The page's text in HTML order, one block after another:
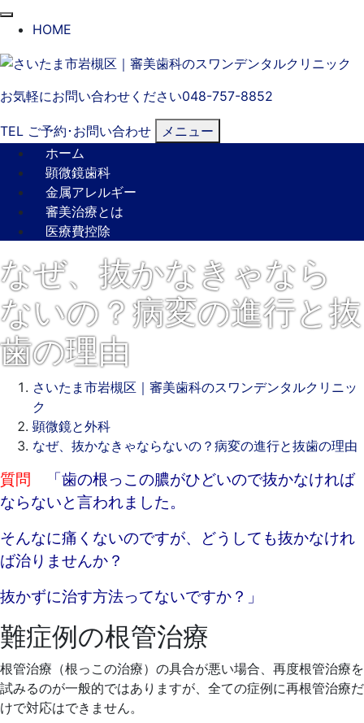
る
HOME
お気軽にお問い合わせください048-757-8852
TEL ご予約･ お問い合わせ
メニュー
ホーム
顕微鏡歯科
金属アレルギー
審美治療とは
医療費控除
なぜ、抜かなきゃなら
ないの？病変の進行と抜
歯の理由
さいたま市岩槻区｜審美歯科のスワンデンタルクリニッ
ク
顕微鏡と外科
なぜ、抜かなきゃならないの？病変の進行と抜歯の理由
2021
年
9
月
14
質問
「歯の根っこの膿がひどいので抜かなければ
ならないと言われました。
そんなに痛くないのですが、どうしても抜かなけれ
ば治りませんか？
抜かずに治す方法ってないですか？」
難症例の根管治療
根管治療（根っこの治療）の具合が悪い場合、再度根管治療を
試みるのが一般的ではありますが、全ての症例に再根管治療だ
けで対応はできません。